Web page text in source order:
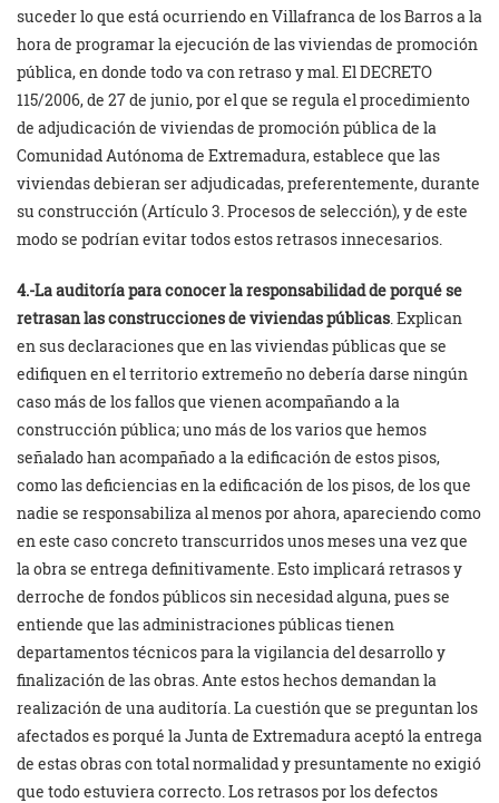
suceder lo que está ocurriendo en Villafranca de los Barros a la
hora de programar la ejecución de las viviendas de promoción
pública, en donde todo va con retraso y mal. El DECRETO
115/2006, de 27 de junio, por el que se regula el procedimiento
de adjudicación de viviendas de promoción pública de la
Comunidad Autónoma de Extremadura, establece que las
viviendas debieran ser adjudicadas, preferentemente, durante
su construcción (Artículo 3. Procesos de selección), y de este
modo se podrían evitar todos estos retrasos innecesarios.
4.-La auditoría para conocer la responsabilidad de porqué se
retrasan las construcciones de viviendas públicas . Explican
en sus declaraciones que en las viviendas públicas que se
edifiquen en el territorio extremeño no debería darse ningún
caso más de los fallos que vienen acompañando a la
construcción pública; uno más de los varios que hemos
señalado han acompañado a la edificación de estos pisos,
como las deficiencias en la edificación de los pisos, de los que
nadie se responsabiliza al menos por ahora, apareciendo como
en este caso concreto transcurridos unos meses una vez que
la obra se entrega definitivamente. Esto implicará retrasos y
derroche de fondos públicos sin necesidad alguna, pues se
entiende que las administraciones públicas tienen
departamentos técnicos para la vigilancia del desarrollo y
finalización de las obras. Ante estos hechos demandan la
realización de una auditoría. La cuestión que se preguntan los
afectados es porqué la Junta de Extremadura aceptó la entrega
de estas obras con total normalidad y presuntamente no exigió
que todo estuviera correcto. Los retrasos por los defectos